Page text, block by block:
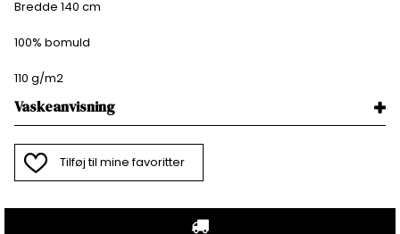
Bredde 140 cm
100% bomuld
110 g/m2
Vaskeanvisning
Tilføj til mine favoritter